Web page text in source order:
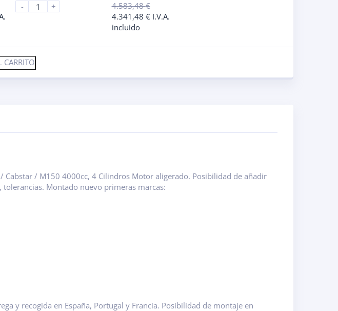
-
+
4.583,48€
4.341,48 € I.V.A.
incluido
CARRITO
/ M150 4000cc, 4 Cilindros Motor aligerado. Posibilidad de añadir
Montado nuevo primeras marcas:
y recogida en España, Portugal y Francia. Posibilidad de montaje en